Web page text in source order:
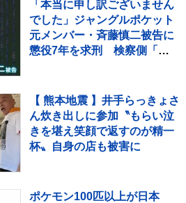
「本当に申し訳ございません
でした」ジャングルポケット
元メンバー・斉藤慎二被告に
懲役7年を求刑 検察側「立
【 熊本地震 】井手らっきょさ
ん炊き出しに参加〝もらい泣
きを堪え笑顔で返すのが精一
杯〟自身の店も被害に
ポケモン100匹以上が日本